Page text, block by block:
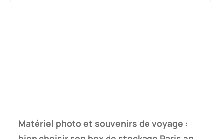
Matériel photo et souvenirs de voyage :